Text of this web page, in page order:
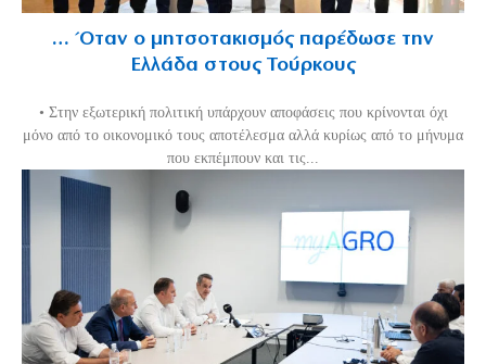
… Όταν ο μητσοτακισμός παρέδωσε την
Ελλάδα στους Τούρκους
• Στην εξωτερική πολιτική υπάρχουν αποφάσεις που κρίνονται όχι
μόνο από το οικονομικό τους αποτέλεσμα αλλά κυρίως από το μήνυμα
που εκπέμπουν και τις...